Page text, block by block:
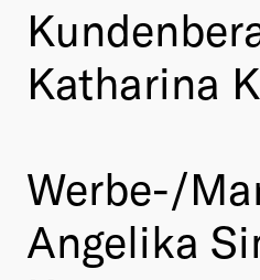
Katharina
Werbe-/
Angelika